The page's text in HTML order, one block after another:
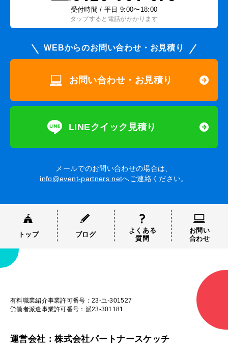
受付時間 / 平日 9:00〜18:00
タップすると電話がかかります
WEBからのお問い合わせ・お見積り
お問い合わせ・お見積り
LINEクイック見積り
メールでのお問い合わせの場合は、
info@event-partners.netへご連絡ください。
トップ ブログ
よくある
質問
お問い
合わせ
有料職業紹介事業許可番号：23-ユ-301527
労働者派遣事業許可番号：派23-301181
運営会社：株式会社パートナースケッチ